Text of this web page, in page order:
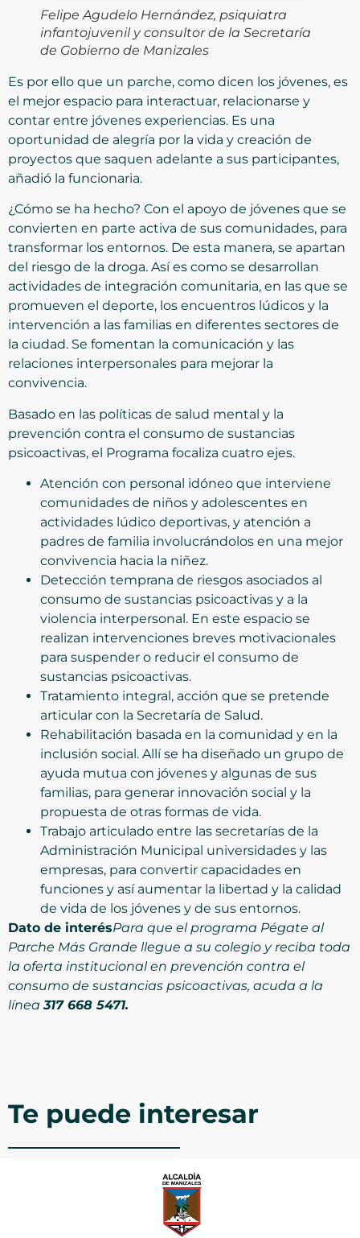
Felipe Agudelo Hernández, psiquiatra
infantojuvenil y consultor de la Secretaría
de Gobierno de Manizales
Es por ello que un parche, como dicen los jóvenes, es
el mejor espacio para interactuar, relacionarse y
contar entre jóvenes experiencias. Es una
oportunidad de alegría por la vida y creación de
proyectos que saquen adelante a sus participantes,
añadió la funcionaria.
¿Cómo se ha hecho? Con el apoyo de jóvenes que se
convierten en parte activa de sus comunidades, para
transformar los entornos. De esta manera, se apartan
del riesgo de la droga. Así es como se desarrollan
actividades de integración comunitaria, en las que se
promueven el deporte, los encuentros lúdicos y la
intervención a las familias en diferentes sectores de
la ciudad. Se fomentan la comunicación y las
relaciones interpersonales para mejorar la
convivencia.
Basado en las políticas de salud mental y la
prevención contra el consumo de sustancias
psicoactivas, el Programa focaliza cuatro ejes.
Atención con personal idóneo que interviene
comunidades de niños y adolescentes en
actividades lúdico deportivas, y atención a
padres de familia involucrándolos en una mejor
convivencia hacia la niñez.
Detección temprana de riesgos asociados al
consumo de sustancias psicoactivas y a la
violencia interpersonal. En este espacio se
realizan intervenciones breves motivacionales
para suspender o reducir el consumo de
sustancias psicoactivas.
Tratamiento integral, acción que se pretende
articular con la Secretaría de Salud.
Rehabilitación basada en la comunidad y en la
inclusión social. Allí se ha diseñado un grupo de
ayuda mutua con jóvenes y algunas de sus
familias, para generar innovación social y la
propuesta de otras formas de vida.
Trabajo articulado entre las secretarías de la
Administración Municipal universidades y las
empresas, para convertir capacidades en
funciones y así aumentar la libertad y la calidad
de vida de los jóvenes y de sus entornos.
Dato de interésPara que el programa Pégate al
Parche Más Grande llegue a su colegio y reciba toda
la oferta institucional en prevención contra el
consumo de sustancias psicoactivas, acuda a la
línea317 668 5471.
Te puede interesar